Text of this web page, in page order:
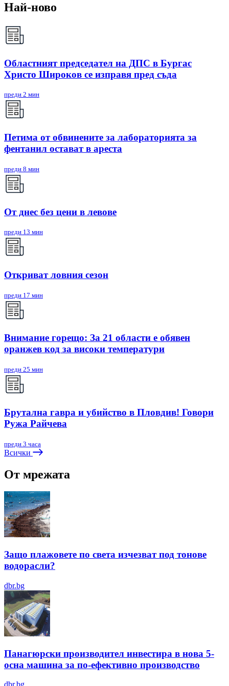
Най-ново
Областният председател на ДПС в Бургас
Христо Широков се изправя пред съда
преди 2 мин
Петима от обвинените за лабораторията за
фентанил остават в ареста
преди 8 мин
От днес без цени в левове
преди 13 мин
Откриват ловния сезон
преди 17 мин
Внимание горещо: За 21 области е обявен
оранжев код за високи температури
преди 25 мин
Брутална гавра и убийство в Пловдив! Говори
Ружа Райчева
преди 3 часа
Всички
От мрежата
Защо плажовете по света изчезват под тонове
водорасли?
dbr.bg
Панагюрски производител инвестира в нова 5-
осна машина за по-ефективно производство